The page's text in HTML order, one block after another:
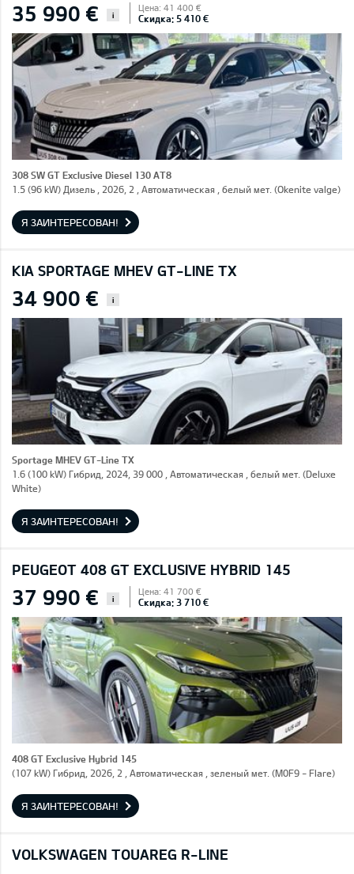
35 990 € i
Цена: 41 400 €
Скидка: 5 410 €
308 SW GT Exclusive Diesel 130 AT8
1.5 (96 kW) Дизель , 2026, 2 , Автоматическая , белый мет. (Okenite valge)
Я ЗАИНТЕРЕСОВАН!
KIA SPORTAGE MHEV GT-LINE TX
34 900 € i
Sportage MHEV GT-Line TX
1.6 (100 kW) Гибрид, 2024, 39 000 , Автоматическая , белый мет. (Deluxe
White)
Я ЗАИНТЕРЕСОВАН!
PEUGEOT 408 GT EXCLUSIVE HYBRID 145
37 990 € i
Цена: 41 700 €
Скидка: 3 710 €
408 GT Exclusive Hybrid 145
(107 kW) Гибрид, 2026, 2 , Автоматическая , зеленый мет. (M0F9 - Flare)
Я ЗАИНТЕРЕСОВАН!
VOLKSWAGEN TOUAREG R-LINE